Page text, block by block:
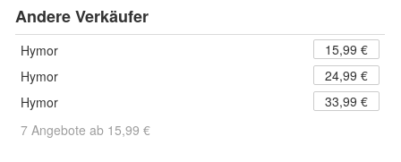
Andere Verkäufer
Hymor
15,99 €
Hymor
24,99 €
Hymor
33,99 €
7 Angebote ab 15,99 €